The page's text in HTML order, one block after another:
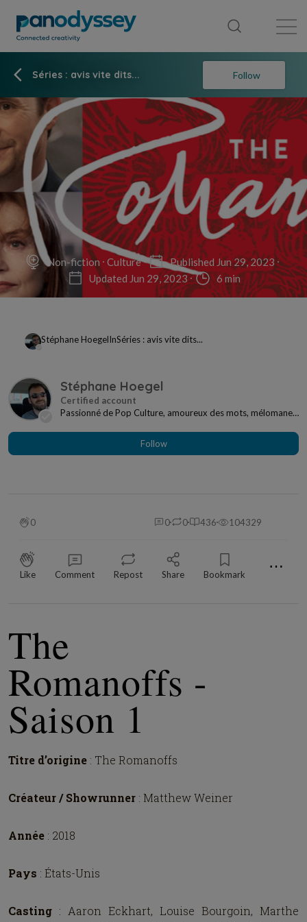
Séries : avis vite dits... Follow
Non-fiction Culture
Published Jun 29, 2023
Updated Jun 29, 2023
6 min
Stéphane HoegelInSéries : avis vite dits...
Stéphane Hoegel
Passionné de Pop Culture, amoureux des mots, mélomane
Follow
0 0 0 436 104329
Like Comment Repost Share Bookmark ⋯
The
Romanoffs -
Saison 1
Titre d’origine : The Romanoffs
Créateur / Showrunner : Matthew Weiner
Année : 2018
Pays : États-Unis
Casting : Aaron Eckhart, Louise Bourgoin, Marthe